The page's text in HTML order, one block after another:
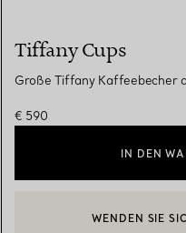
Tiffany Cups
Große Tiffany Kaffeebecher
€ 590
IN DEN
EINEN